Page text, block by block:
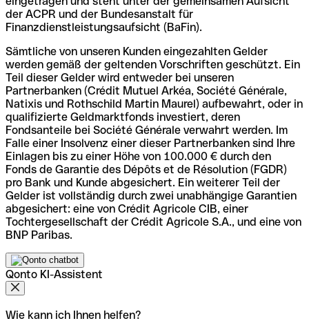
der ACPR und der Bundesanstalt für
Finanzdienstleistungsaufsicht (BaFin).
Sämtliche von unseren Kunden eingezahlten Gelder
werden gemäß der geltenden Vorschriften geschützt. Ein
Teil dieser Gelder wird entweder bei unseren
Partnerbanken (Crédit Mutuel Arkéa, Société Générale,
Natixis und Rothschild Martin Maurel) aufbewahrt, oder in
qualifizierte Geldmarktfonds investiert, deren
Fondsanteile bei Société Générale verwahrt werden. Im
Falle einer Insolvenz einer dieser Partnerbanken sind Ihre
Einlagen bis zu einer Höhe von 100.000 € durch den
Fonds de Garantie des Dépôts et de Résolution (FGDR)
pro Bank und Kunde abgesichert. Ein weiterer Teil der
Gelder ist vollständig durch zwei unabhängige Garantien
abgesichert: eine von Crédit Agricole CIB, einer
Tochtergesellschaft der Crédit Agricole S.A., und eine von
BNP Paribas.
Qonto KI-Assistent
Wie kann ich Ihnen helfen?